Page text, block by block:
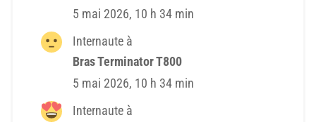
5 mai 2026, 10 h 34 min
Internaute à
Bras Terminator T800
5 mai 2026, 10 h 34 min
Internaute à